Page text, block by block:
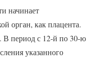
начинает
орган, как плацента.
В период с 12-й по 30-ю
указанного